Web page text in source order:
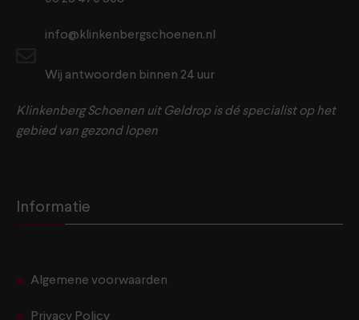
info@klinkenbergschoenen.nl
Wij antwoorden binnen 24 uur
Klinkenberg Schoenen uit Geldrop is dé specialist op het
gebied van gezond lopen
Informatie
Algemene voorwaarden
Privacy Policy